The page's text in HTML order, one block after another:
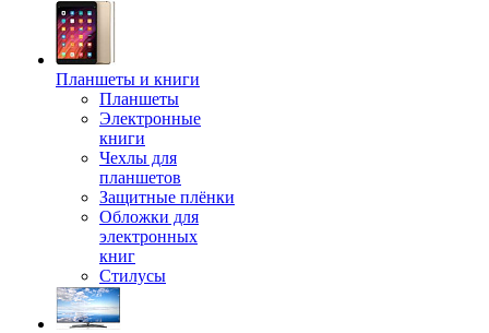
Планшеты и книги
Планшеты
Электронные
книги
Чехлы для
планшетов
Защитные плёнки
Обложки для
электронных
книг
Стилусы